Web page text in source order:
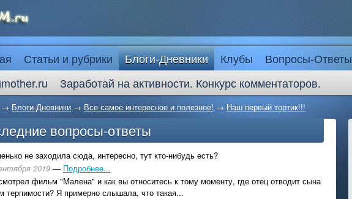
Статьи и рубрики Блоги-Дневники Клубы Вопросы-Ответы
Заработай на активности. Конкурс комментаторов.
→ Блоги-Дневники → Все самое интересное и полезное! → Наш первый тортик!!!
вопросы-ответы
не заходила сюда, интересно, тут кто-нибудь есть?
2019 — Подробнее...
фильм "Малена" и как вы относитесь к тому моменту, где отец отводит сына
терпимости? Я примерно слышала, что такая...